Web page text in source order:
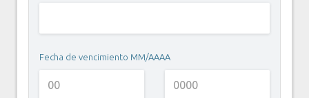
Fecha de vencimiento MM/AAAA